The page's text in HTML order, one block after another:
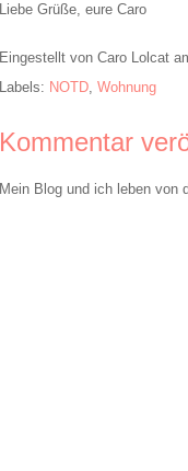
Liebe Grüße, eure Caro
Eingestellt von Caro Lolcat
Labels: NOTD, Wohnung
Kommentar
Mein Blog und ich leben von